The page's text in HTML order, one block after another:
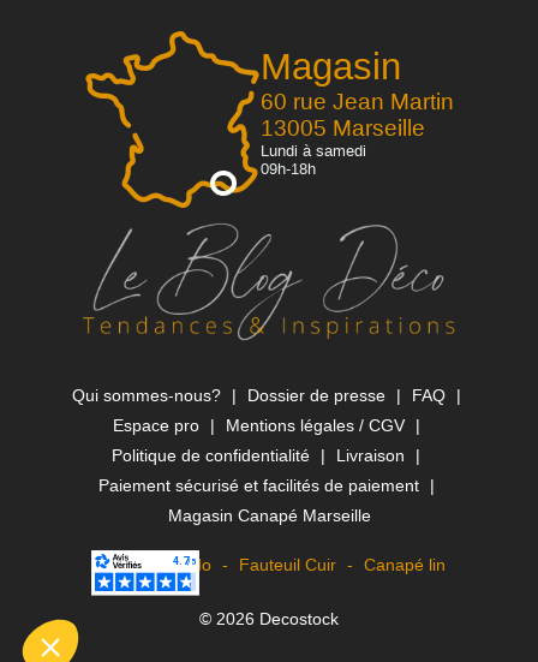
Magasin
60 rue Jean Martin
13005 Marseille
Lundi à samedi
09h-18h
Qui sommes-nous? Dossier de presse
FAQ
Espace pro
Mentions légales / CGV
Politique de confidentialité
Livraison
Paiement sécurisé et facilités de paiement
Magasin Canapé Marseille
Canapé Rapido Fauteuil Cuir Canapé lin
© 2026 Decostock